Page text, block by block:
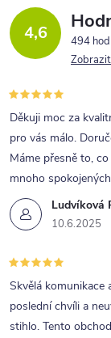
4,6
494
Ludvíková
10.6.2025
Děkuji moc za
pro vás málo.
Máme přesně to,
mnoho
Skvělá komunikace
poslední chvíli a
stihlo. Tento